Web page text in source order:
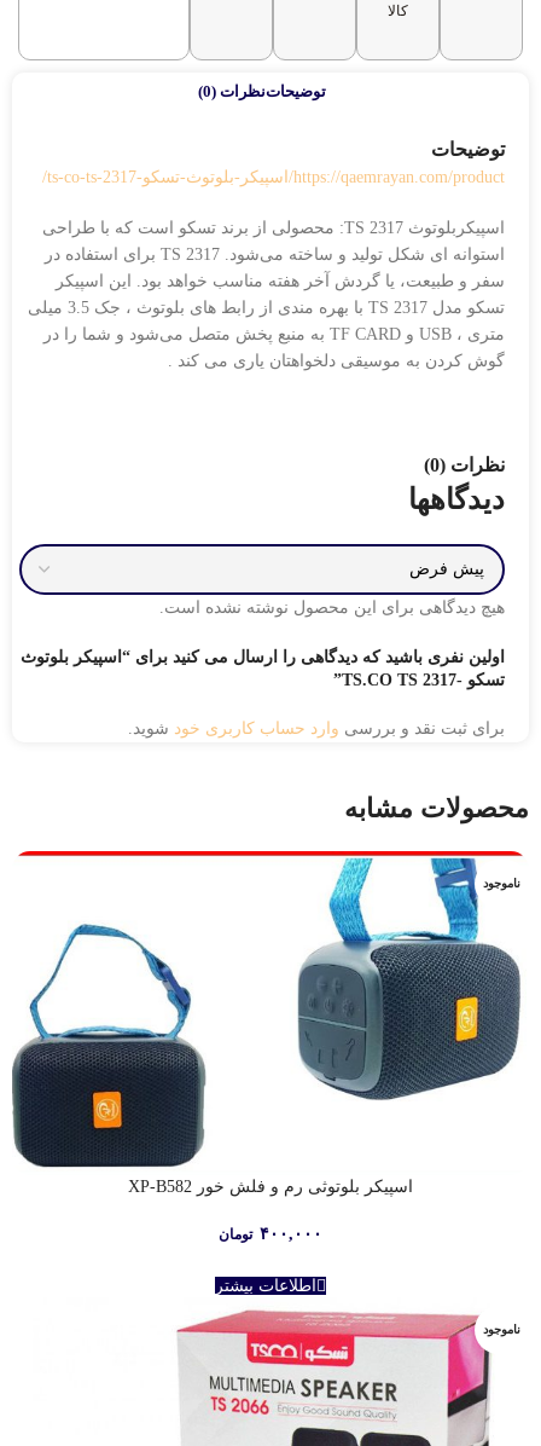
کالا
توضیحاتنظرات (0)
توضیحات
https://qaemrayan.com/product/اسپیکر-بلوتوث-تسکو-ts-co-ts-2317/
اسپیکربلوتوث TS 2317: محصولی از برند تسکو است که با طراحی
استوانه ای شکل تولید و ساخته می‌شود. TS 2317 برای استفاده در
سفر و طبیعت، یا گردش آخر هفته مناسب خواهد بود. این اسپیکر
تسکو مدل TS 2317 با بهره مندی از رابط های بلوتوث ، جک 3.5 میلی
متری ، USB و TF CARD به منبع پخش متصل می‌شود و شما را در
گوش کردن به موسیقی دلخواهتان یاری می کند .
نظرات (0)
دیدگاهها
هیچ دیدگاهی برای این محصول نوشته نشده است.
اولین نفری باشید که دیدگاهی را ارسال می کنید برای “اسپیکر بلوتوث
تسکو -TS.CO TS 2317”
برای ثبت نقد و بررسی وارد حساب کاربری خود شوید.
محصولات مشابه
ناموجود
اسپیکر بلوتوثی رم و فلش خور XP-B582
۴۰۰,۰۰۰ تومان
اطلاعات بیشتر
ناموجود